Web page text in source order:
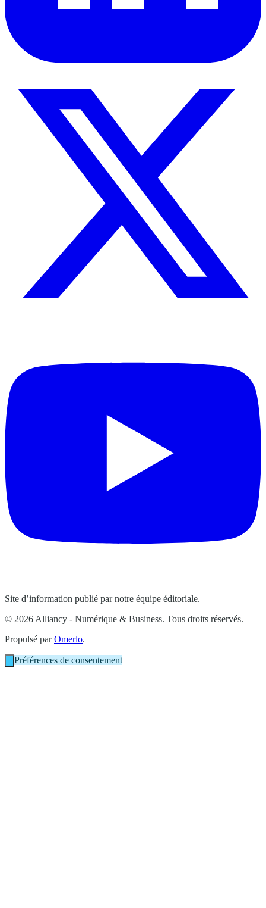
Site d’information publié par notre équipe éditoriale.
© 2026 Alliancy - Numérique & Business. Tous droits réservés.
Propulsé parOmerlo.
Préférences de consentement